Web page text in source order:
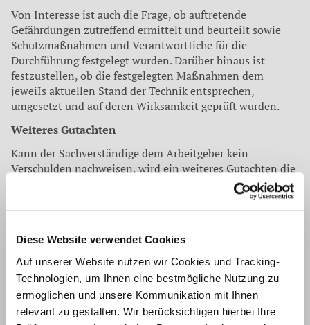
Diese Website verwendet Cookies
Auf unserer Website nutzen wir Cookies und Tracking-
Technologien, um Ihnen eine bestmögliche Nutzung zu
ermöglichen und unsere Kommunikation mit Ihnen
relevant zu gestalten. Wir berücksichtigen hierbei Ihre
Von Interesse ist auch die Fra­ge, ob auftretende
Gefährdungen zutreffend ermittelt und beurteilt sowie
Schutzmaßnahmen und VerantwortIiche für die
Durchführung festgelegt wurden. Darüber hinaus ist
festzustellen, ob die festgelegten Maßnahmen dem
jeweiIs aktuellen Stand der Tech­nik entsprechen,
umgesetzt und auf deren Wirksamkeit geprüft wurden.
Weiteres Gutachten
Kann der Sachverständige dem Arbeitgeber kein
Verschulden nachweisen, wird ein weiteres Gutachten die
Ursachen für den Unfall klären müssen. Denkbar ist etwa
menschliches Versagen ei­nes Kollegen. Hat dieser
erwiese­nermaßen vorsätzlich gehandelt, kann er für
Möglich ist auch, dass dem Hersteller eingesetzter Ar­
beitsmittel ein Produktmangel nachgewiesen werden
kann. Dann kommt eine Regressforde­rung im Rahmen der
Produkthaf­tung in Betracht. Nicht zuletzt kann eine
Unfallursache auch in einer nicht ordnungsgemäß
durchgeführten Gefährdungsbe­urteilung eines externen